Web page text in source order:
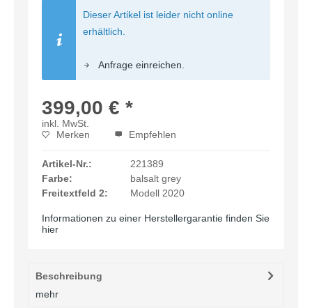
Dieser Artikel ist leider nicht online
erhältlich.
Anfrage einreichen.
399,00 € *
inkl. MwSt.
Merken
Empfehlen
Artikel-Nr.:
221389
Farbe:
balsalt grey
Freitextfeld 2:
Modell 2020
Informationen zu einer Herstellergarantie finden Sie
hier
Beschreibung
mehr